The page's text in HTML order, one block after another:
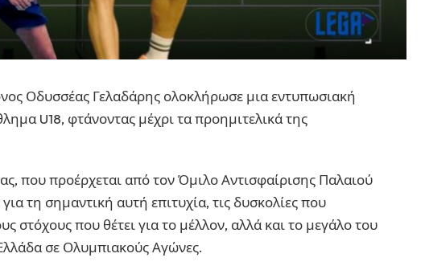
Οδυσσέας Γελαδάρης ολοκλήρωσε μια εντυπωσιακή
U18, φτάνοντας μέχρι τα προημιτελικά της
που προέρχεται από τον Όμιλο Αντισφαίρισης Παλαιού
τη σημαντική αυτή επιτυχία, τις δυσκολίες που
στόχους που θέτει για το μέλλον, αλλά και το μεγάλο του
σε Ολυμπιακούς Αγώνες.